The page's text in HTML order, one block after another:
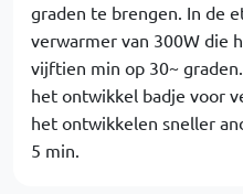
graden te brengen. In de
verwarmer van 300W die
vijftien min op 30~
het ontwikkel badje voor
het ontwikkelen sneller
5 min.